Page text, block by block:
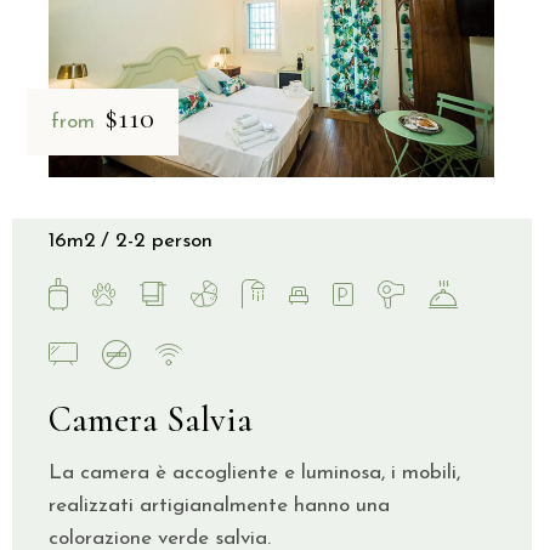
from $110
Camera Salvia
La camera è accogliente e luminosa, i mobili,
realizzati artigianalmente hanno una
colorazione verde salvia.
16m2 2-2 person